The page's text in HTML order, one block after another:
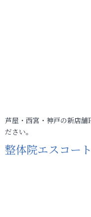
芦屋・西宮・神戸の新店
ださい。
整体院エスコー